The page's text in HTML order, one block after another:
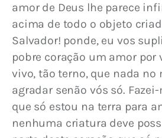
amor de Deus lhe parece
acima de todo o objeto
Salvador! ponde, eu vos
pobre coração um amor por
vivo, tão terno, que nada no
agradar senão vós só.
que só estou na terra para
nenhuma criatura deve